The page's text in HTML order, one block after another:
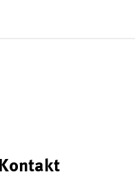
Kontakt